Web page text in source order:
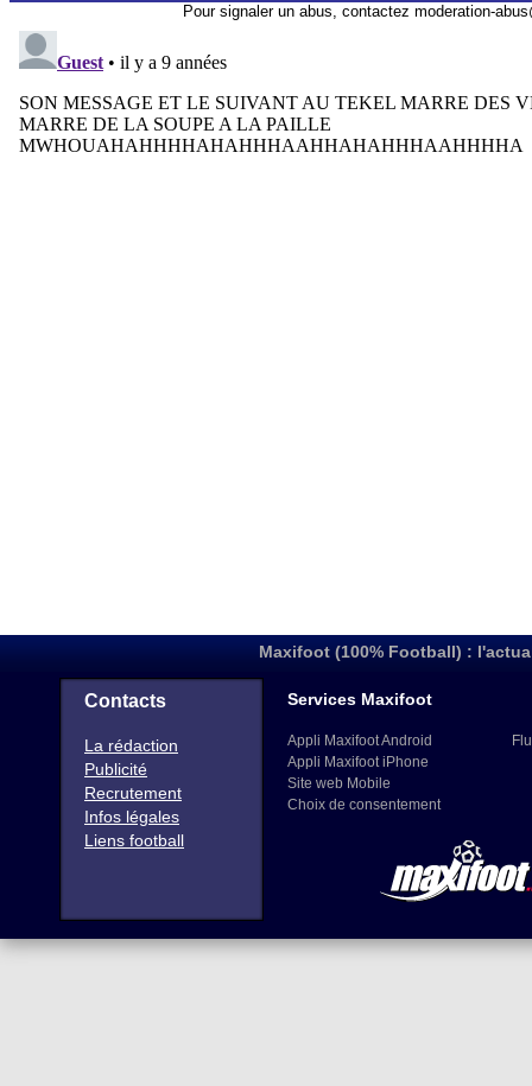
Pour signaler un abus, contactez moderation-
Maxifoot (100% Football) :
Contacts
La rédaction
Publicité
Recrutement
Infos légales
Liens football
Services Maxifoot
Appli Maxifoot Android
Appli Maxifoot iPhone
Site web Mobile
Choix de consentement